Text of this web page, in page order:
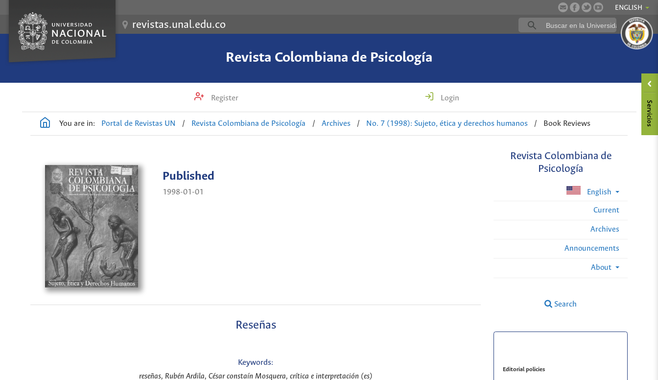
ENGLISH
revistas.unal.edu.co
Revista Colombiana de Psicología
Register Login
You are in: Portal de Revistas UN / Revista Colombiana de Psicología / Archives / No. 7 (1998): Sujeto, ética y derechos humanos / Book Reviews
Revista Colombiana de
Psicología
English
Current
Archives
Announcements
About
Search
Published
1998-01-01
Reseñas
Keywords:
reseñas, Rubén Ardila, César constaín Mosquera, crítica e interpretación (es)
Editorial policies